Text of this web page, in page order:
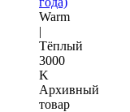
Warm
|
Тёплый
3000
K
Архивный
товар